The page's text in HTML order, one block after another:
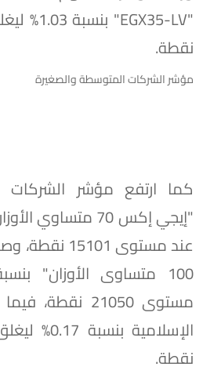
نقطة.
مؤشر الشركات المتوسطة والصغيرة
كما ارتفع مؤشر الشركات
عند مستوى
مستوى 21050
نقطة.